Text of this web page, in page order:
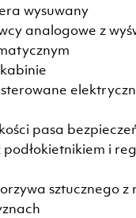
wysuwany
analogowe z
pasa
i
sztucznego z